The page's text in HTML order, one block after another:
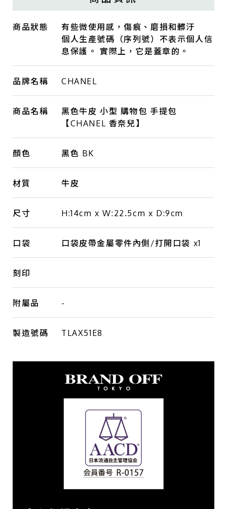
商品狀態
有些微使用感，傷痕、磨損和髒汙
個人生產號碼（序列號）不表示個人信
息保護。 實際上，它是蓋章的。
品牌名稱 CHANEL
商品名稱
黑色牛皮 小型 購物包 手提包
【CHANEL 香奈兒】
顏色 黑色 BK
材質 牛皮
尺寸 H:14cm x W:22.5cm x D:9cm
口袋 口袋皮帶金屬零件內側/打開口袋 x1
刻印
附屬品 -
製造號碼 TLAX51E8